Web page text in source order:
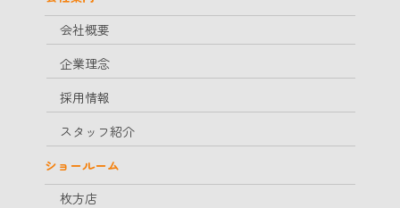
会社概要
企業理念
採用情報
スタッフ紹介
ショールーム
枚方店